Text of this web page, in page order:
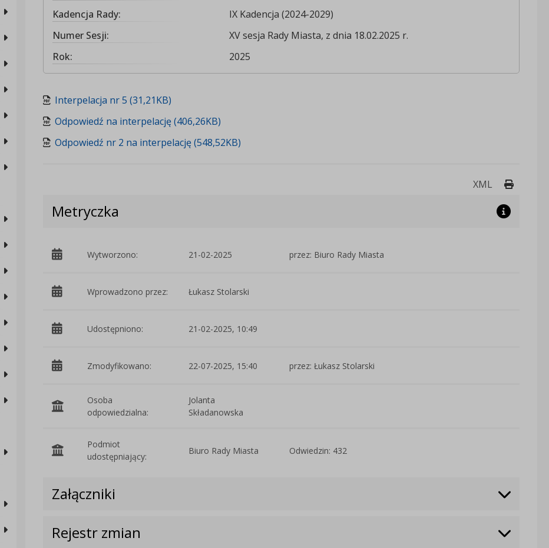
Kadencja Rady:
IX Kadencja (2024-2029)
Numer Sesji:
XV sesja Rady Miasta, z dnia 18.02.2025 r.
Rok:
2025
Interpelacja nr 5 (31,21KB)
Odpowiedź na interpelację (406,26KB)
Odpowiedź nr 2 na interpelację (548,52KB)
XML Drukuj
Metryczka
Wytworzono: 21-02-2025 przez: Biuro Rady Miasta
Wprowadzono przez: Łukasz Stolarski
Udostępniono: 21-02-2025, 10:49
Zmodyfikowano: 22-07-2025, 15:40 przez: Łukasz Stolarski
Osoba
odpowiedzialna:
Jolanta
Składanowska
Podmiot
udostępniający:
Biuro Rady Miasta Odwiedzin: 432
Załączniki
Rejestr zmian